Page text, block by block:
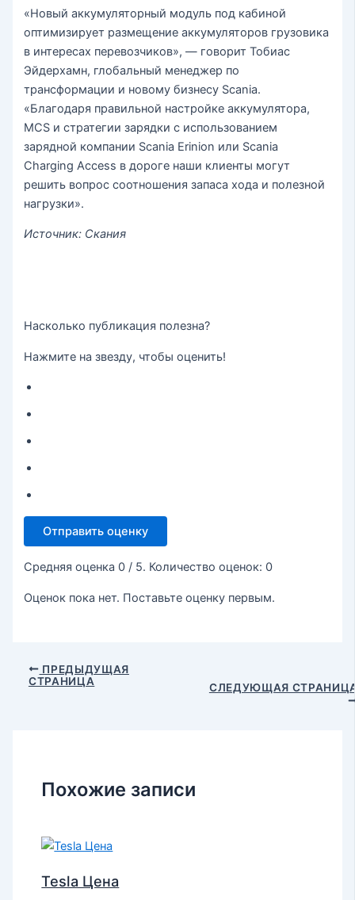
«Новый аккумуляторный модуль под кабиной
оптимизирует размещение аккумуляторов грузовика
в интересах перевозчиков», — говорит Тобиас
Эйдерхамн, глобальный менеджер по
трансформации и новому бизнесу Scania.
«Благодаря правильной настройке аккумулятора,
MCS и стратегии зарядки с использованием
зарядной компании Scania Erinion или Scania
Charging Access в дороге наши клиенты могут
решить вопрос соотношения запаса хода и полезной
нагрузки».
Источник: Скания
Насколько публикация полезна?
Нажмите на звезду, чтобы оценить!
Отправить оценку
Средняя оценка 0 / 5. Количество оценок: 0
Оценок пока нет. Поставьте оценку первым.
ПРЕДЫДУЩАЯ
СТРАНИЦА
СЛЕДУЮЩАЯ
Похожие записи
Tesla Цена